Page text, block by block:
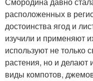
расположенных в
достоинства ягод и
изучили и применяют
используют не только
растения, но и делают
виды компотов,